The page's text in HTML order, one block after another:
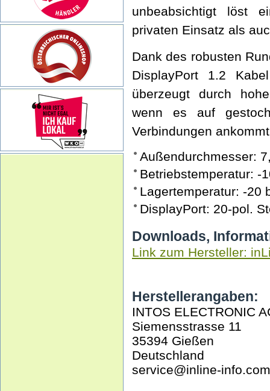
unbeabsichtigt löst
privaten Einsatz als
Dank des robusten
DisplayPort 1.2
überzeugt durch
wenn es auf
Verbindungen
Außendurchmesser:
Betriebstemperatur: -
Lagertemperatur: -20
DisplayPort: 20-pol.
Downloads,
Link zum Hersteller:
Herstellerangaben:
INTOS ELECTRONIC
Siemensstrasse 11
35394 Gießen
Deutschland
service@inline-info.com